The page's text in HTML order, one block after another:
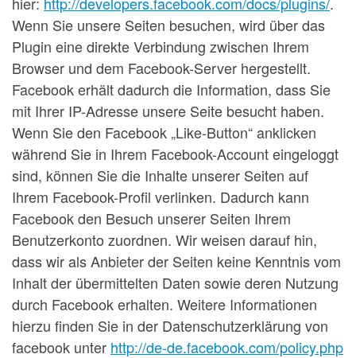
Wenn Sie unsere Seiten besuchen, wird über das
Plugin eine direkte Verbindung zwischen Ihrem
Browser und dem Facebook-Server hergestellt.
Facebook erhält dadurch die Information, dass Sie
mit Ihrer IP-Adresse unsere Seite besucht haben.
Wenn Sie den Facebook „Like-Button“ anklicken
während Sie in Ihrem Facebook-Account eingeloggt
sind, können Sie die Inhalte unserer Seiten auf
Ihrem Facebook-Profil verlinken. Dadurch kann
Facebook den Besuch unserer Seiten Ihrem
Benutzerkonto zuordnen. Wir weisen darauf hin,
dass wir als Anbieter der Seiten keine Kenntnis vom
Inhalt der übermittelten Daten sowie deren Nutzung
durch Facebook erhalten. Weitere Informationen
hierzu finden Sie in der Datenschutzerklärung von
facebook unter http://de-de.facebook.com/policy.php